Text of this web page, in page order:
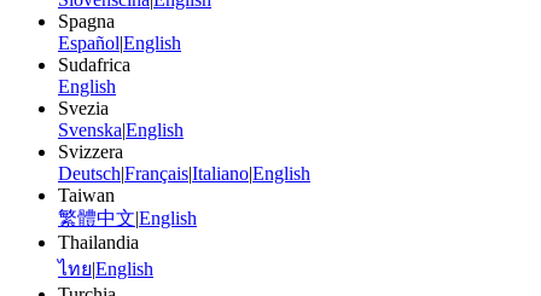
Spagna
Español|English
Sudafrica
English
Svezia
Svenska|English
Svizzera
Deutsch|Français|Italiano|English
Taiwan
繁體中文|English
Thailandia
ไทย|English